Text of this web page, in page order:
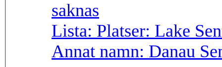
Lista: Platser: Lake
Annat namn: Danau